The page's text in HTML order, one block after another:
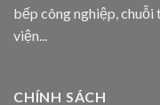
bếp công nghiệp,
viện...
CHÍNH SÁCH